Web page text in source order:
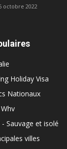
octobre 2022
Holiday Visa
Nationaux
Sauvage et isolé
villes